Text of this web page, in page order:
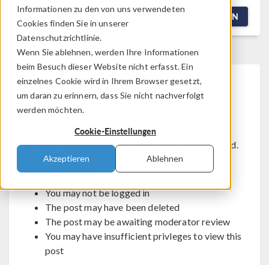
Informationen zu den von uns verwendeten
Cookies finden Sie in unserer
Datenschutzrichtlinie.
Wenn Sie ablehnen, werden Ihre Informationen
beim Besuch dieser Website nicht erfasst. Ein
einzelnes Cookie wird in Ihrem Browser gesetzt,
um daran zu erinnern, dass Sie nicht nachverfolgt
werden möchten.
Cookie-Einstellungen
Akzeptieren Ablehnen
FILTERN
This forum post cannot be
viewed
The post you are trying to view cannot be displayed.
You may not be logged in
The post may have been deleted
The post may be awaiting moderator review
You may have insufficient privleges to view this
post